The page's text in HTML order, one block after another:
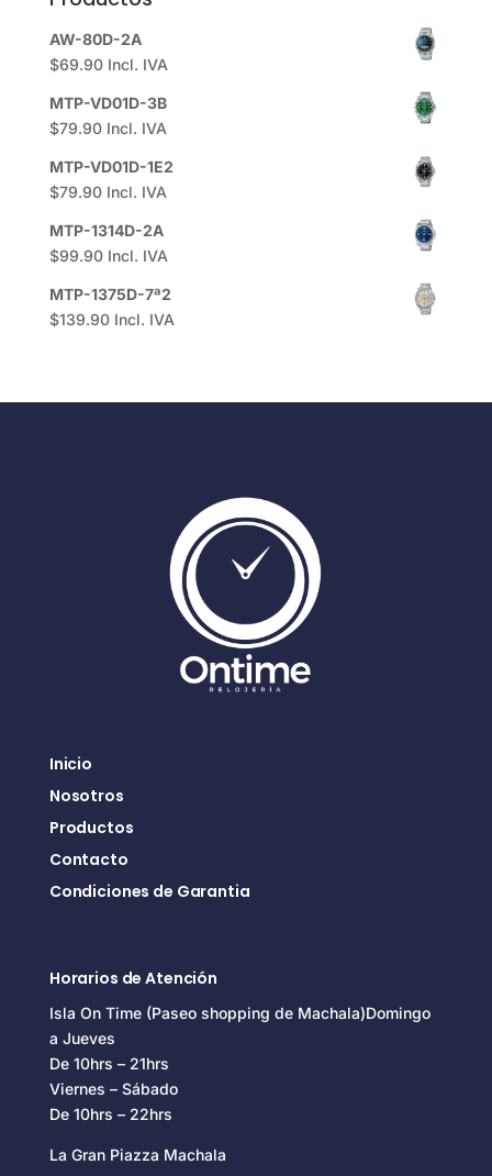
AW-80D-2A
$69.90 Incl. IVA
MTP-VD01D-3B
$79.90 Incl. IVA
MTP-VD01D-1E2
$79.90 Incl. IVA
MTP-1314D-2A
$99.90 Incl. IVA
MTP-1375D-7ª2
$139.90 Incl. IVA
Inicio
Nosotros
Productos
Contacto
Condiciones de Garantia
Horarios de Atención
Isla On Time (Paseo shopping de Machala)Domingo
a Jueves
De 10hrs – 21hrs
Viernes – Sábado
De 10hrs – 22hrs
La Gran Piazza Machala